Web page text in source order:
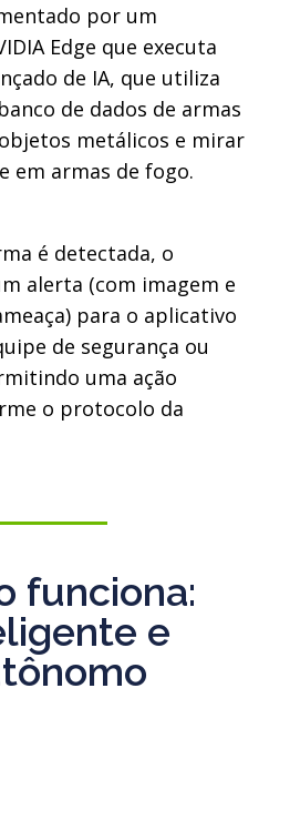
por um
Edge que executa
de IA, que utiliza
de dados de armas
metálicos e mirar
em armas de fogo.
é detectada, o
alerta (com imagem e
para o aplicativo
de segurança ou
uma ação
o protocolo da
funciona:
e